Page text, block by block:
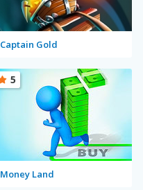
Captain Gold
Money Land
5